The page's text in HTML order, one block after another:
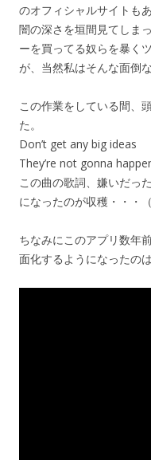
のオフィシャルサイトも
闇の深さを垣間見てしま
ーを買ってる奴らを暴く
が、当然私はそんな面倒
この作業をしている間、
た。
Don’t get any big ideas
They’re not gonna
この曲の歌詞、嫌いだっ
になったのが収穫・・・（
ちなみにこのアプリ数年
面化するようになったの